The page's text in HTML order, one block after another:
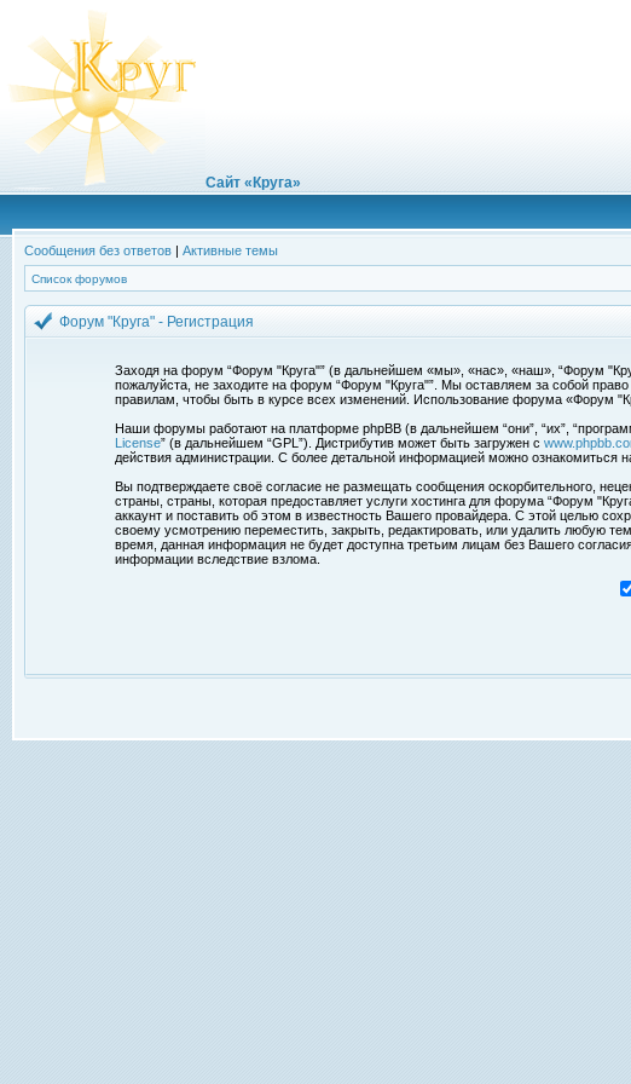
Сайт «Круга»
Сообщения без ответов | Активные темы
Список форумов
Форум "Круга" - Регистрация
Заходя на форум “Форум "Круга"” (в дальнейшем «мы», «нас», «наш», “Форум
пожалуйста, не заходите на форум “Форум "Круга"”. Мы оставляем за собой
правилам, чтобы быть в курсе всех изменений. Использование форума «Форум
Наши форумы работают на платформе phpBB (в дальнейшем “они”, “их”,
License” (в дальнейшем “GPL”). Дистрибутив может быть загружен с
действия администрации. С более детальной информацией можно ознакомиться
Вы подтверждаете своё согласие не размещать сообщения оскорбительного,
страны, страны, которая предоставляет услуги хостинга для форума “Форум
аккаунт и поставить об этом в известность Вашего провайдера. С этой целью
своему усмотрению переместить, закрыть, редактировать, или удалить любую
время, данная информация не будет доступна третьим лицам без Вашего
информации вследствие взлома.